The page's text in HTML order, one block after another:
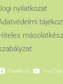
nyilatkozat
Facebook YouTube